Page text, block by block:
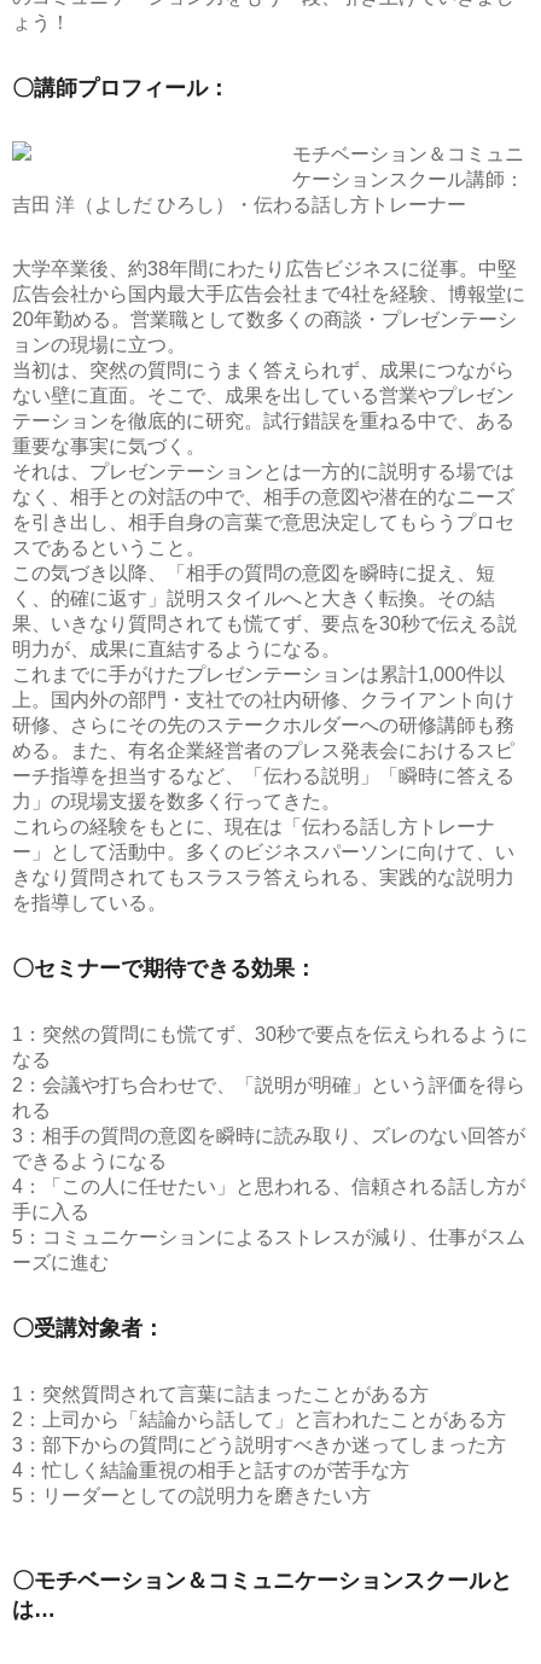
ょう！
〇講師プロフィール：
モチベーション＆コミュニ
ケーションスクール講師：
吉田 洋（よしだ ひろし）
・伝わる話し方トレーナー
大学卒業後、約38年間にわたり広告ビジネスに従事。中堅
広告会社から国内最大手広告会社まで4社を経験、博報堂に
20年勤める。営業職として数多くの商談・プレゼンテーシ
ョンの現場に立つ。
当初は、突然の質問にうまく答えられず、成果につながら
ない壁に直面。そこで、成果を出している営業やプレゼン
テーションを徹底的に研究。試行錯誤を重ねる中で、ある
重要な事実に気づく。
それは、プレゼンテーションとは一方的に説明する場では
なく、相手との対話の中で、相手の意図や潜在的なニーズ
を引き出し、相手自身の言葉で意思決定してもらうプロセ
スであるということ。
この気づき以降、「相手の質問の意図を瞬時に捉え、短
く、的確に返す」説明スタイルへと大きく転換。その結
果、いきなり質問されても慌てず、要点を30秒で伝える説
明力が、成果に直結するようになる。
これまでに手がけたプレゼンテーションは累計1,000件以
上。国内外の部門・支社での社内研修、クライアント向け
研修、さらにその先のステークホルダーへの研修講師も務
める。また、有名企業経営者のプレス発表会におけるスピ
ーチ指導を担当するなど、「伝わる説明」「瞬時に答える
力」の現場支援を数多く行ってきた。
これらの経験をもとに、現在は「伝わる話し方トレーナ
ー」として活動中。多くのビジネスパーソンに向けて、い
きなり質問されてもスラスラ答えられる、実践的な説明力
を指導している。
〇セミナーで期待できる効果：
1：突然の質問にも慌てず、30秒で要点を伝えられるように
なる
2：会議や打ち合わせで、「説明が明確」という評価を得ら
れる
3：相手の質問の意図を瞬時に読み取り、ズレのない回答が
できるようになる
4：「この人に任せたい」と思われる、信頼される話し方が
手に入る
5：コミュニケーションによるストレスが減り、仕事がスム
ーズに進む
〇受講対象者：
1：突然質問されて言葉に詰まったことがある方
2：上司から「結論から話して」と言われたことがある方
3：部下からの質問にどう説明すべきか迷ってしまった方
4：忙しく結論重視の相手と話すのが苦手な方
5：リーダーとしての説明力を磨きたい方
〇モチベーション＆コミュニケーションスクールと
は…